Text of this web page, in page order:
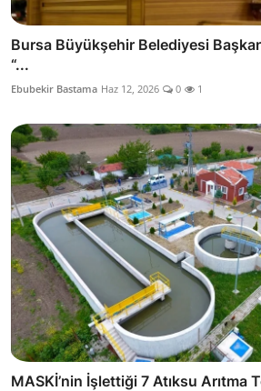
Bursa Büyükşehir Belediyesi
“...
Ebubekir Bastama Haz 12, 2026 0 1
MASKİ’nin İşlettiği 7 Atıksu Arıtma